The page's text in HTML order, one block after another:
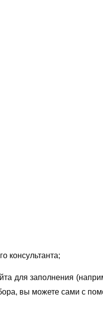
консультанта;
для заполнения
вы можете сами с